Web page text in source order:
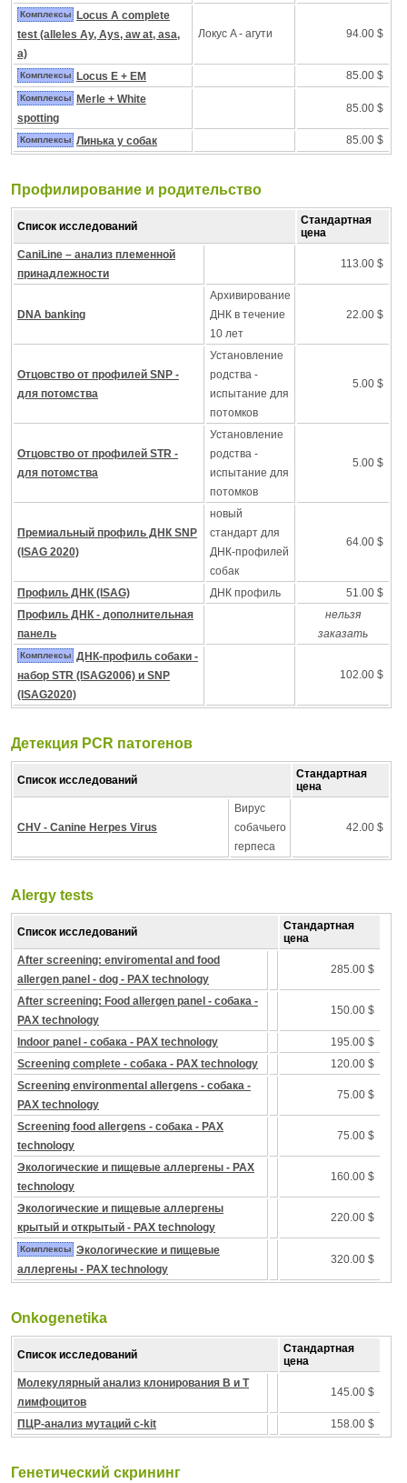
Комплексы
Locus A complete
test (alleles Ay, Ays, aw at, asa,
a)
Локус A - агути 94.00 $
Комплексы Locus E + EM 85.00 $
Комплексы
Merle + White
spotting
85.00 $
Комплексы Линька у собак 85.00 $
Профилирование и pодительство
Список исследований
Стандартная
цена
CaniLine – анализ племенной
принадлежности
113.00 $
DNA banking
Архивирование
ДНК в течение
10 лет
22.00 $
Отцовство от профилей SNP -
для потомства
Установление
родства -
испытание для
потомков
5.00 $
Отцовство от профилей STR -
для потомства
Установление
родства -
испытание для
потомков
5.00 $
Премиальный профиль ДНК SNP
(ISAG 2020)
новый
стандарт для
ДНК-профилей
собак
64.00 $
Профиль ДНК (ISAG) ДНК профиль
51.00 $
Профиль ДНК - дополнительная
панель
нельзя
заказать
Комплексы ДНК-профиль собаки -
набор STR (ISAG2006) и SNP
(ISAG2020)
102.00 $
Детекция PCR патогенов
Список исследований
Стандартная
цена
CHV - Canine Herpes Virus
Вирус
собачьего
герпеса
42.00 $
Alergy tests
Список исследований
Стандартная
цена
After screening: enviromental and food
allergen panel - dog - PAX technology
285.00 $
After screening: Food allergen panel - собака -
PAX technology
150.00 $
Indoor panel - собака - PAX technology
195.00 $
Screening complete - собака - PAX technology
120.00 $
Screening environmental allergens - собака -
PAX technology
75.00 $
Screening food allergens - собака - PAX
technology
75.00 $
Экологические и пищевые аллергены - PAX
technology
160.00 $
Экологические и пищевые аллергены
крытый и открытый - PAX technology
220.00 $
Комплексы Экологические и пищевые
аллергены - PAX technology
320.00 $
Onkogenetika
Список исследований
Стандартная
цена
Молекулярный анализ клонирования B и T
лимфоцитов
145.00 $
ПЦР-анализ мутаций c-kit 158.00 $
Генетический скрининг